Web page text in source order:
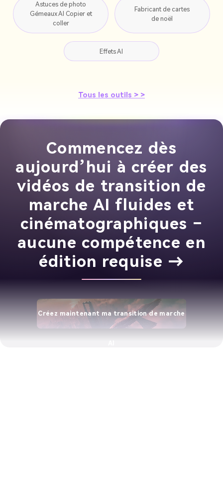
Astuces de photo
Gémeaux AI Copier et
coller
Fabricant de cartes
de noël
Effets AI
Tous les outils > >
Commencez dès
aujourd’hui à créer des
vidéos de transition de
marche AI fluides et
cinématographiques –
aucune compétence en
édition requise →
Créez maintenant ma transition de marche